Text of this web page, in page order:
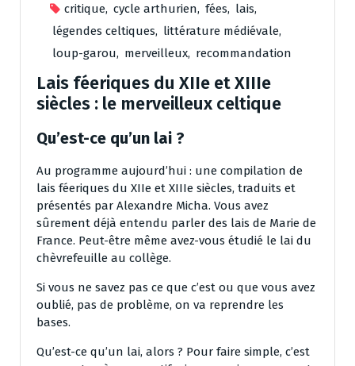
critique, cycle arthurien, fées, lais,
légendes celtiques, littérature médiévale,
loup-garou, merveilleux, recommandation
Lais féeriques du XIIe et XIIIe
siècles : le merveilleux celtique
Qu’est-ce qu’un lai ?
Au programme aujourd’hui : une compilation de
lais féeriques du XIIe et XIIIe siècles, traduits et
présentés par Alexandre Micha. Vous avez
sûrement déjà entendu parler des lais de Marie de
France. Peut-être même avez-vous étudié le lai du
chèvrefeuille au collège.
Si vous ne savez pas ce que c’est ou que vous avez
oublié, pas de problème, on va reprendre les
bases.
Qu’est-ce qu’un lai, alors ? Pour faire simple, c’est